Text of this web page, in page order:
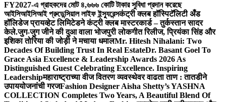
FY2027-এ গ্রাহকদের মোট ৪,৬৬৬ কোটি টাকার সুবিধা প্রদান করেছে
আইসিআইসিআই প্রুডেন্সিয়াল লাইফ ইন্স্যুরেন্সकंट्री क्लब हॉस्पिटॅलिटी अँड
हॉलिडेज प्रायव्हेट लिमिटेडने कंट्री क्लब मास्टरकार्ड – तुर्कस्तान सादर
केले.जुग-जुग जीने की दुआ वाला भोजपुरी लोकगीत रिलीज, प्रियंका सिंह और
इशिका तोरिया की जोड़ी ने मचाया धमालMr. Hitesh Nihalani: Two
Decades Of Building Trust In Real EstateDr. Basant Goel To
Grace Asia Excellence & Leadership Awards 2026 As
Distinguished Guest Celebrating Excellence. Inspiring
Leadershipमहाराष्ट्राच्या वीज वितरण व्यवस्थेवर वाढता ताण : तातडीने
उपाययोजनांची गरजFashion Designer Aisha Shetty’s YASHNA
COLLECTION Completes Two Years, A Beautiful Blend Of